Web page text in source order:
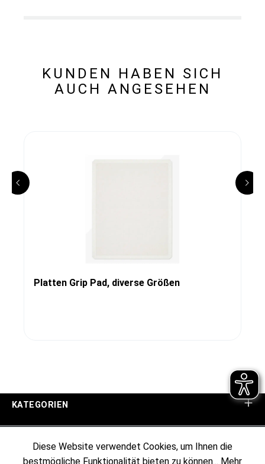
KUNDEN HABEN SICH
AUCH ANGESEHEN
Platten Grip Pad, diverse Größen
KATEGORIEN
Diese Website verwendet Cookies, um Ihnen die
bestmögliche Funktionalität bieten zu können... Mehr